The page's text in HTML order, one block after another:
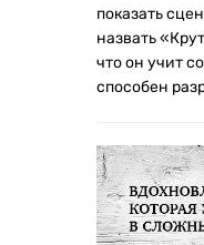
показать
назвать
что он учит
способен